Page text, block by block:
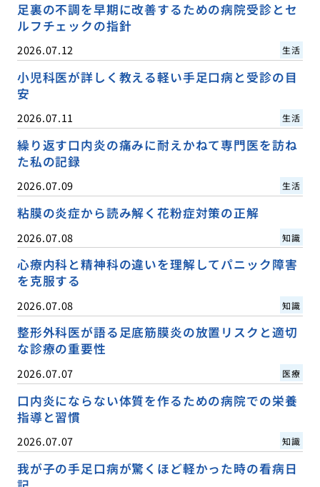
足裏の不調を早期に改善するための病院受診とセ
ルフチェックの指針
2026.07.12 生活
小児科医が詳しく教える軽い手足口病と受診の目
安
2026.07.11 生活
繰り返す口内炎の痛みに耐えかねて専門医を訪ね
た私の記録
2026.07.09 生活
粘膜の炎症から読み解く花粉症対策の正解
2026.07.08 知識
心療内科と精神科の違いを理解してパニック障害
を克服する
2026.07.08 知識
整形外科医が語る足底筋膜炎の放置リスクと適切
な診療の重要性
2026.07.07 医療
口内炎にならない体質を作るための病院での栄養
指導と習慣
2026.07.07 知識
我が子の手足口病が驚くほど軽かった時の看病日